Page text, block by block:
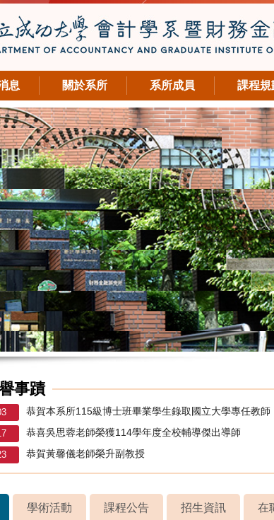
息 關於系所 系所成員 課程規
事蹟
恭賀本系所115級博士班畢業學生錄取國立大學專任教師
恭喜吳思蓉老師榮獲114學年度全校輔導傑出導師
恭賀黃馨儀老師榮升副教授
學術活動 課程公告 招生資訊 在